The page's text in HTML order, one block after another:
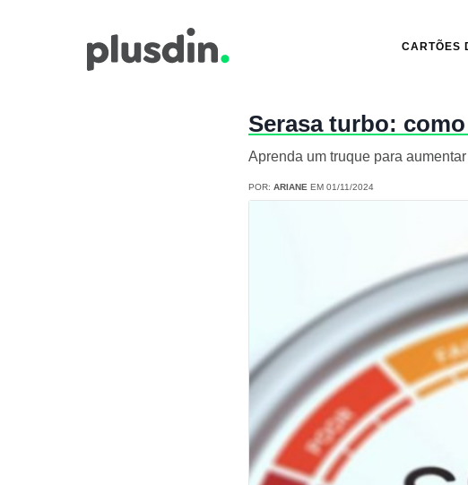
CARTÕES
Serasa turbo:
Aprenda um truque para
POR: ARIANE EM 01/11/2024